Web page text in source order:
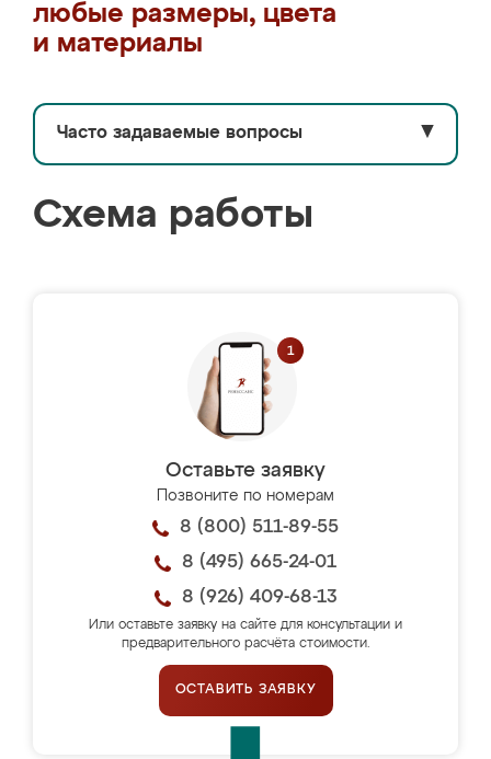
любые размеры, цвета
и материалы
Часто задаваемые вопросы ▼
Схема работы
Оставьте заявку
Позвоните по номерам
8 (800) 511-89-55
8 (495) 665-24-01
8 (926) 409-68-13
Или оставьте заявку на сайте для консультации и
предварительного расчёта стоимости.
ОСТАВИТЬ ЗАЯВКУ